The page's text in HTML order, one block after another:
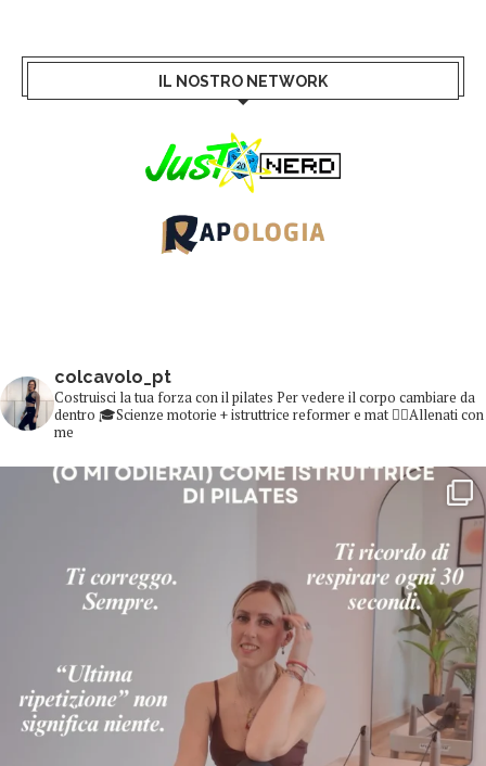
IL NOSTRO NETWORK
colcavolo_pt
Costruisci la tua forza con il pilates Per vedere il corpo cambiare da
dentro 🎓Scienze motorie + istruttrice reformer e mat 👇🏻Allenati con
me